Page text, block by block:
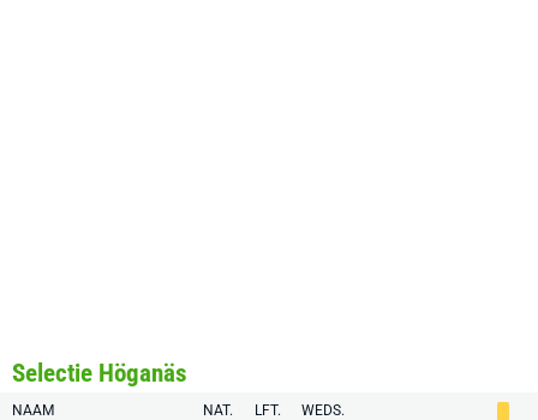
Selectie Höganäs
NAAM NAT. LFT. WEDS.